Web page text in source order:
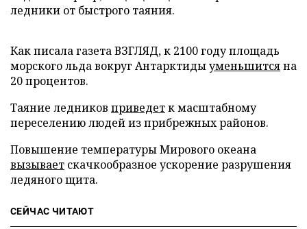
ледники от быстрого таяния.
Как писала газета ВЗГЛЯД, к 2100 году площадь
морского льда вокруг Антарктидыуменьшитсяна
20 процентов.
Таяние ледников приведетк масштабному
переселению людей из прибрежных районов.
Повышение температуры Мирового океана
вызывает скачкообразное ускорение разрушения
ледяного щита.
СЕЙЧАС ЧИТАЮТ